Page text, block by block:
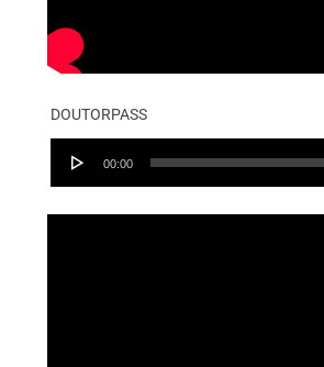
DOUTORPASS
Audio
00:00